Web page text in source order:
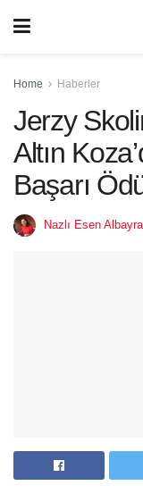
Home Haberler
Jerzy
Altın
Başarı
Nazlı Esen